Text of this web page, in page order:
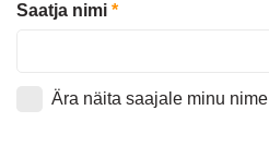
Saatja nimi *
Ära näita saajale minu nime